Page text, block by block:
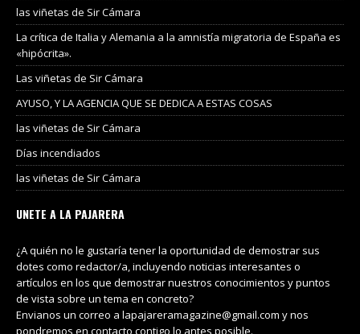
las viñetas de Sir Cámara
La crítica de Italia y Alemania a la amnistía migratoria de España es
«hipócrita».
Las viñetas de Sir Cámara
AYUSO, Y LA AGENCIA QUE SE DEDICA A ESTAS COSAS
las viñetas de Sir Cámara
Días incendiados
las viñetas de Sir Cámara
UNETE A LA PAJARERA
¿A quién no le gustaría tener la oportunidad de demostrar sus
dotes como redactor/a, incluyendo noticias interesantes o
artículos en los que demostrar nuestros conocimientos y puntos
de vista sobre un tema en concreto?
Envianos un correo a lapajareramagazine@gmail.com y nos
pondremos en contacto contigo lo antes posible.